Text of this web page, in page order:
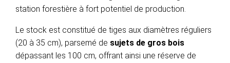
station forestière à fort potentiel de production.
Le stock est constitué de tiges aux diamètres réguliers
(20 à 35 cm), parsemé de sujets de gros bois
dépassant les 100 cm, offrant ainsi une réserve de